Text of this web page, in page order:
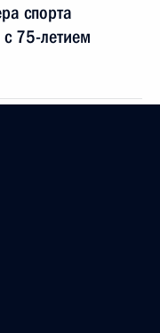
спорта
75-летием